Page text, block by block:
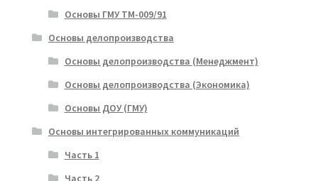
Основы ГМУ ТМ-009/91
Основы делопроизводства
Основы делопроизводства (Менеджмент)
Основы делопроизводства (Экономика)
Основы ДОУ (ГМУ)
Основы интегрированных коммуникаций
Часть 1
Часть 2